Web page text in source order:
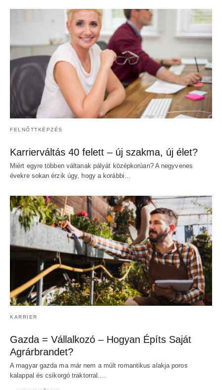
FELNŐTTKÉPZÉS
Karrierváltás 40 felett – új szakma, új élet?
Miért egyre többen váltanak pályát középkorúan? A negyvenes
évekre sokan érzik úgy, hogy a korábbi…
KARRIER
Gazda = Vállalkozó – Hogyan Építs Saját
Agrárbrandet?
A magyar gazda ma már nem a múlt romantikus alakja poros
kalappal és csikorgó traktorral.…